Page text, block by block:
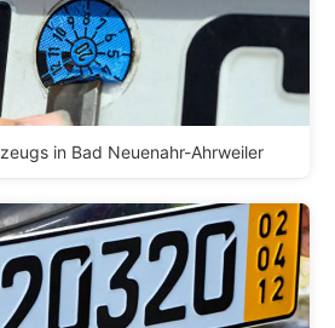
in Bad Neuenahr-Ahrweiler